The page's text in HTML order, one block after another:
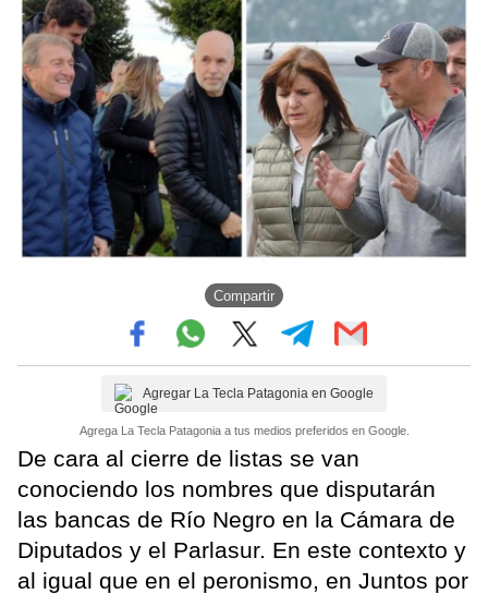
Compartir
Agregar La Tecla Patagonia en Google
Agrega La Tecla Patagonia a tus medios preferidos en Google.
De cara al cierre de listas se van
conociendo los nombres que disputarán
las bancas de Río Negro en la Cámara de
Diputados y el Parlasur. En este contexto y
al igual que en el peronismo, en Juntos por